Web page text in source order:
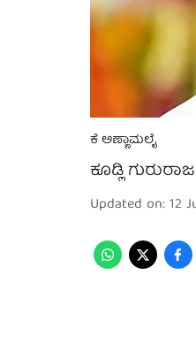
ಕೆ ಅಣ್ಣಾಮಲೈ
ಕೂಡ್ಲಿ ಗುರುರಾಜ
Updated on:12